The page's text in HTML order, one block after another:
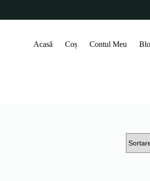
Acasă Coș Contul Meu